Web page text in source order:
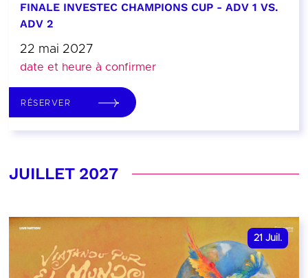
FINALE INVESTEC CHAMPIONS CUP - ADV 1 VS.
ADV 2
22 mai 2027
date et heure à confirmer
RÉSERVER
JUILLET 2027
21 Juil.